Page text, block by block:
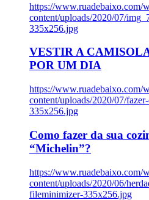
https://www.ruadebaixo.com/
content/uploads/2020/07/
335x256.jpg
VESTIR A
POR UM DIA
https://www.ruadebaixo.com/
content/uploads/2020/07/
335x256.jpg
Como fazer da sua
“Michelin”?
https://www.ruadebaixo.com/
content/uploads/2020/06/
fileminimizer-335x256.jpg